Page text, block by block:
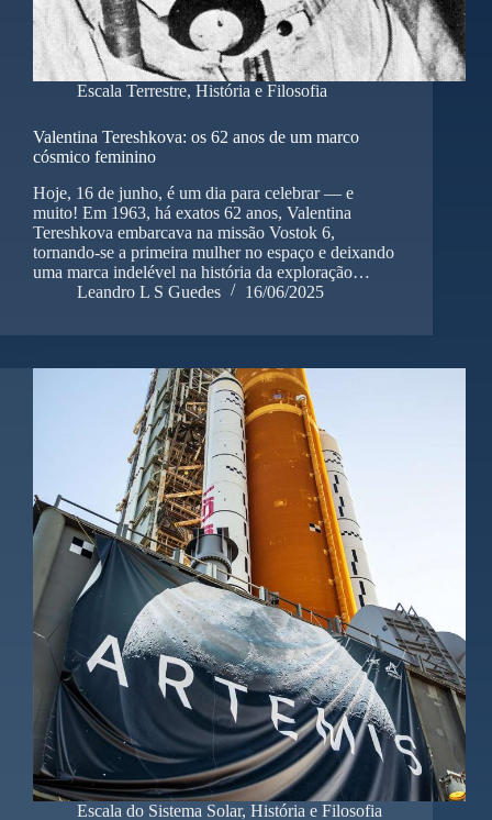
Escala Terrestre, História e Filosofia
Valentina Tereshkova: os 62 anos de um marco
cósmico feminino
Hoje, 16 de junho, é um dia para celebrar — e
muito! Em 1963, há exatos 62 anos, Valentina
Tereshkova embarcava na missão Vostok 6,
tornando-se a primeira mulher no espaço e deixando
uma marca indelével na história da exploração…
Leandro L S Guedes
16/06/2025
Escala do Sistema Solar, História e Filosofia